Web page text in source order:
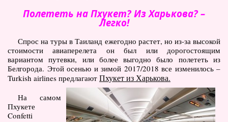
Полететь на Пхукет? Из Харькова? –
Легко!
Спрос на туры в Таиланд ежегодно растет, но из-за высокой
стоимости авиаперелета он был или дорогостоящим
вариантом путевки, или более выгодно было полететь из
Белгорода. Этой осенью и зимой 2017/2018 все изменилось –
Turkish airlines предлагают Пхукет из Харькова.
На самом
Пхукете
Confetti